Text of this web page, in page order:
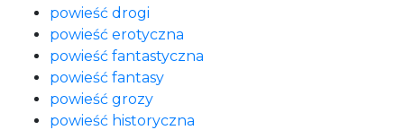
powieść drogi
powieść erotyczna
powieść fantastyczna
powieść fantasy
powieść grozy
powieść historyczna